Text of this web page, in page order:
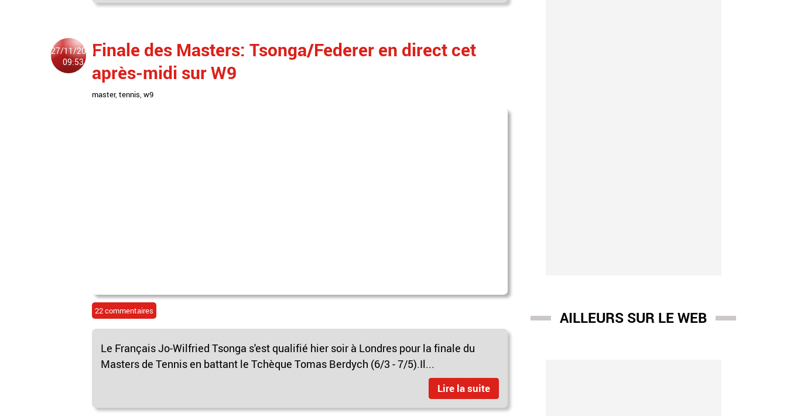
27/11/2011
09:53
Finale des Masters: Tsonga/Federer en direct cet
après-midi sur W9
master, tennis w9
22 commentaires
Le Français Jo-Wilfried Tsonga s'est qualifié hier soir à Londres pour la finale du
Masters de Tennis en battant le Tchèque Tomas Berdych (6/3 - 7/5).Il...
Lire la suite
AILLEURS SUR LE WEB